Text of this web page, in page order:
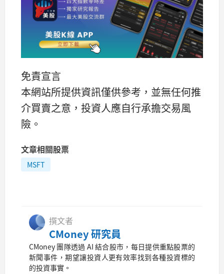
免責宣言
本網站所提供資訊僅供參考，並無任何推
介買賣之意，投資人應自行承擔交易風
險。
文章相關股票
MSFT
撰文者
CMoney 研究員
CMoney 團隊透過 AI 結合股市，每日提供重點股票的
新聞事件，期望讓投資人更有效率找到各種投資標的
的投資事實。